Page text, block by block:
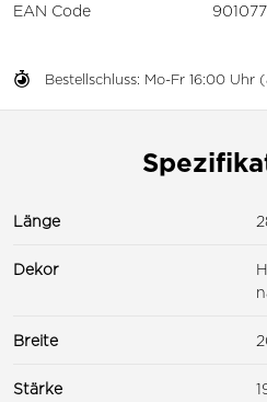
Bestellschluss: Mo-Fr 16:00 Uhr
EAN Code
Länge
Dekor
Breite
Stärke